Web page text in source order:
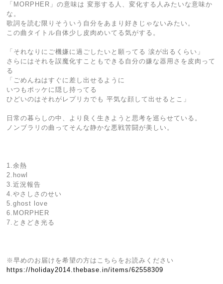
「MORPHER」の意味は 変形する人、変化する人みたいな意味か
な。
歌詞を読む限りそういう自分をあまり好きじゃないみたい。
この曲タイトル自体少し皮肉めいてる気がする。
「それなりにご機嫌に過ごしたいと願ってる 涙が出るくらい」
さらにはそれを誤魔化すこともできる自分の嫌な器用さを皮肉って
る
「ごめんねはすぐに差し出せるように
いつもポッケに隠し持ってる
ひどいのはそれがレプリカでも 平気な顔して出せるとこ」
日常の暮らしの中、より良く生きようと思考を巡らせている。
ノンブラリの曲ってそんな静かな悪戦苦闘が美しい。
1.余熱
2.howl
3.近況報告
4.やさしさのせい
5.ghost love
6.MORPHER
7.ときどき光る
※早めのお届けを希望の方はこちらをお読みください
https://holiday2014.thebase.in/items/62558309